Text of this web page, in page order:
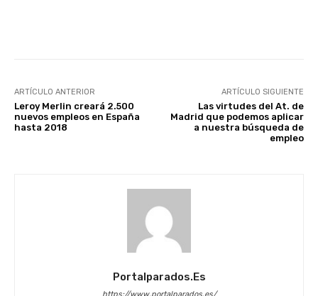
ARTÍCULO ANTERIOR
Leroy Merlin creará 2.500
nuevos empleos en España
hasta 2018
ARTÍCULO SIGUIENTE
Las virtudes del At. de
Madrid que podemos aplicar
a nuestra búsqueda de
empleo
Portalparados.es